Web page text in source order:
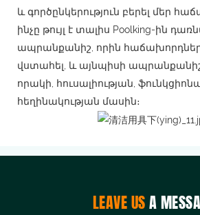
և գործընկերություն բերել մեր
ինչը թույլ է տալիս Poolking-ին
ապրանքանիշ, որին
վստահել, և այնպիսի
որակի, հուսալիության,
հեղինակության մասին։
LEAVE USA